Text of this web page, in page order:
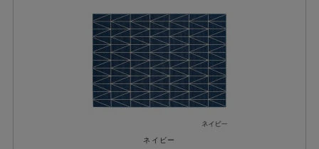
ネイビー